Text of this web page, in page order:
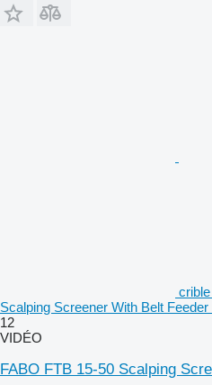
Scalping Screener With Belt Feeder
12
VIDÉO
FABO FTB 15-50 Scalping